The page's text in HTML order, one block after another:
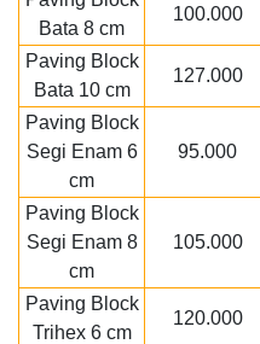
Bata 8 cm
100.000
Paving Block
Bata 10 cm
127.000
Paving Block
Segi Enam 6
cm
95.000
Paving Block
Segi Enam 8
cm
105.000
Paving Block
Trihex 6 cm
120.000